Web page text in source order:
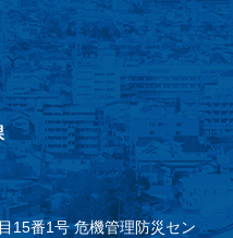
15番1号 危機管理防災セン